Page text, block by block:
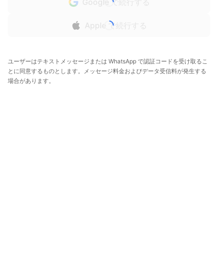
Google で続行する
Apple で続行する
ユーザーはテキストメッセージまたは WhatsApp で認証コードを受け取るこ
とに同意するものとします。メッセージ料金およびデータ受信料が発生する
場合があります。